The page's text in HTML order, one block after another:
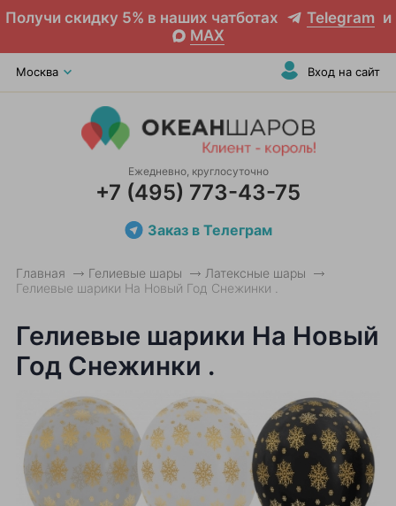
Получи скидку 5% в наших чатботах Telegram и
MAX
Москва Вход на сайт
Ежедневно, круглосуточно
+7 (495) 773-43-75
Заказ в Телеграм
Главная Гелиевые шары
Латексные шары
Гелиевые шарики На Новый Год Снежинки .
Гелиевые шарики На Новый
Год Снежинки .